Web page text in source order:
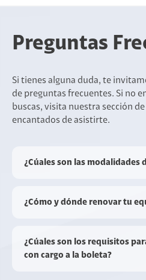
Preguntas
Si tienes alguna duda, te
de preguntas frecuentes. Si no
buscas, visita nuestra sección
encantados de asistirte.
¿Cúales son las modalidades
¿Cómo y dónde renovar tu
¿Cúales son los requisitos
con cargo a la boleta?